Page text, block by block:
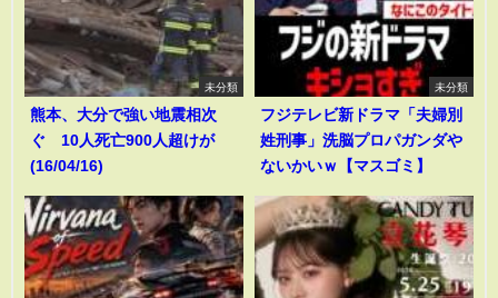
未分類
熊本、大分で強い地震相次
ぐ 10人死亡900人超けが
(16/04/16)
未分類
フジテレビ新ドラマ「夫婦別
姓刑事」洗脳プロパガンダや
ないかいｗ【マスゴミ】